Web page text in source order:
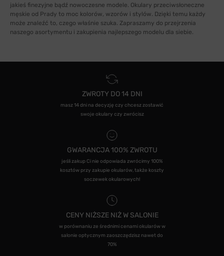
jakieś finezyjne bądź nowoczesne modele. Okulary przeciwsłoneczne
męskie od Prady to moc kolorów, wzorów i stylów. Dzięki temu każdy
może znaleźć to, czego właśnie szuka. Zapraszamy do przejrzenia
naszego asortymentu i zakupienia najlepszego modelu dla siebie.
ZWROTY DO 14 DNI
masz 14 dni na decyzję czy chcesz zostawić
swoje okulary czy zwrócisz
GWARANCJA 100% ZWROTU
jeśli zakup Ci nie odpowiada zwrócimy 100%
kosztów przy zakupie okularów, także koszty
soczewek okularowych!
CENY NIŻSZE NIŻ W SALONIE
w porównaniu ze średnimi cenami okularów w
salonie optycznym zaoszczędzisz nawet do
70%